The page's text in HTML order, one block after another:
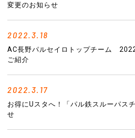
変更のお知らせ
2022.3.18
AC長野パルセイロトップチーム
ご紹介
2022.3.17
お得にUスタへ！「パル鉄スルーパス
せ